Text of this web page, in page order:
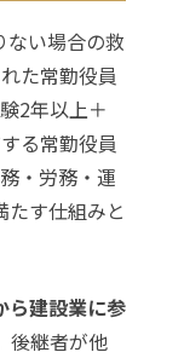
ない場合の救
た常勤役員
2年以上＋
る常勤役員
・労務・運
たす仕組みと
ら建設業に参
後継者が他